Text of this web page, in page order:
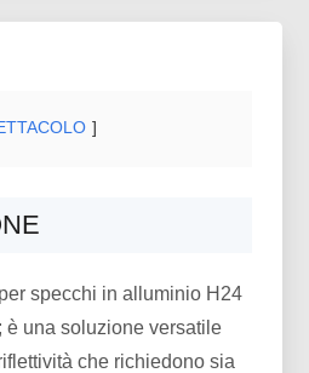
specchi in alluminio H24
è una soluzione versatile
che richiedono sia